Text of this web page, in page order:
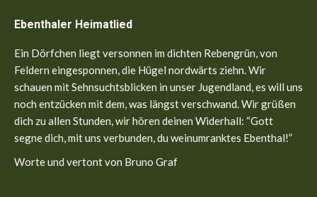
opens
in
new
window
opens
in
new
window
Ebenthaler Heimatlied
Ein Dörfchen liegt versonnen im dichten Rebengrün, von
Feldern eingesponnen, die Hügel nordwärts ziehn. Wir
schauen mit Sehnsuchtsblicken in unser Jugendland, es will uns
noch entzücken mit dem, was längst verschwand. Wir grüßen
dich zu allen Stunden, wir hören deinen Widerhall: “Gott
segne dich, mit uns verbunden, du weinumranktes Ebenthal!”
Worte und vertont von Bruno Graf